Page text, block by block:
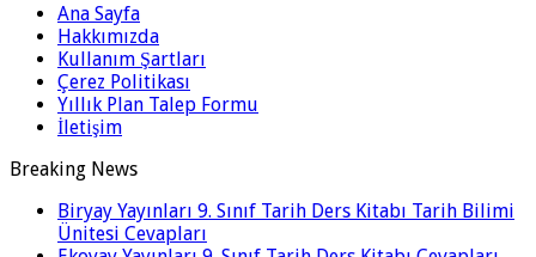
Ana Sayfa
Hakkımızda
Kullanım Şartları
Çerez Politikası
Yıllık Plan Talep Formu
İletişim
Breaking News
Biryay Yayınları 9. Sınıf Tarih Ders Kitabı Tarih Bilimi
Ünitesi Cevapları